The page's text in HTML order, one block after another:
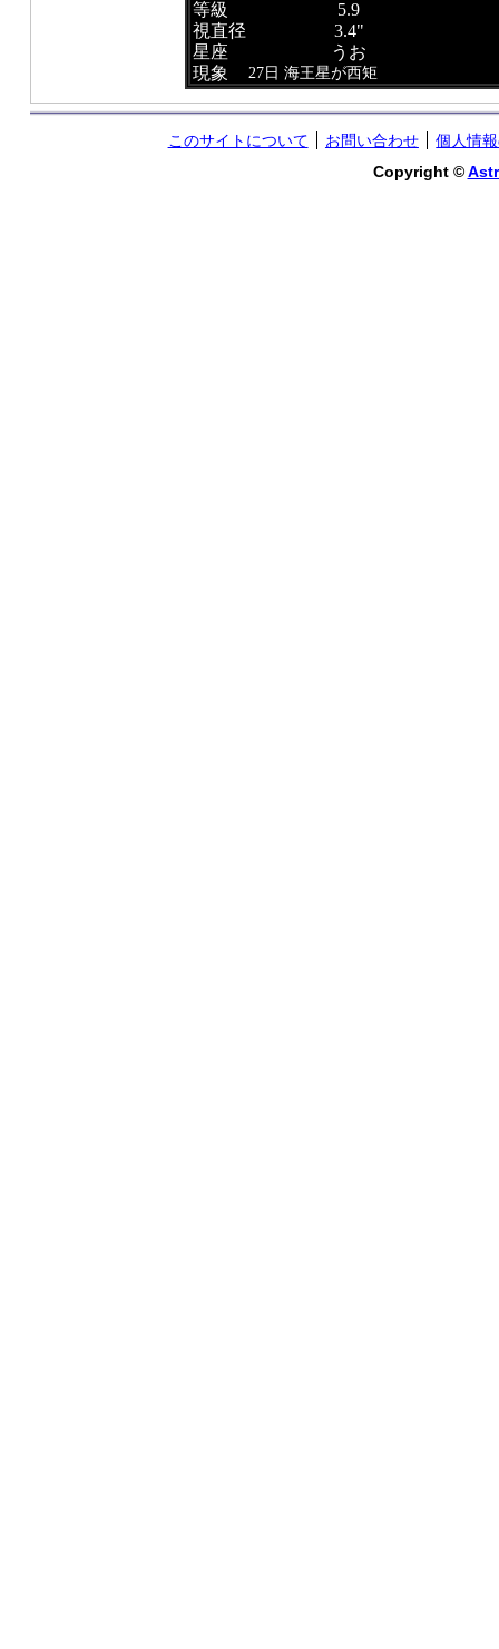
等級
5.9
視直径
3.4"
星座
うお
現象
27日 海王星が西矩
このサイトについて お問い合わせ
個人情
Copyright ©